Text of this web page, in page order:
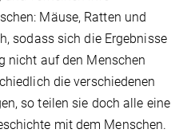
Mäuse, Ratten und
sodass sich die Ergebnisse
nicht auf den Menschen
die verschiedenen
so teilen sie doch alle eine
mit dem Menschen.